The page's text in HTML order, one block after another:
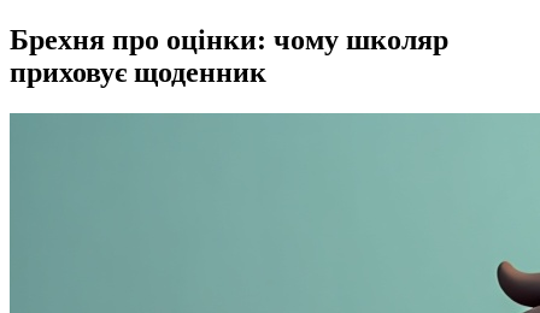
Брехня про оцінки: чому школяр
приховує щоденник